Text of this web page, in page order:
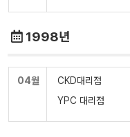
1998년
04월
CKD대리점
YPC 대리점